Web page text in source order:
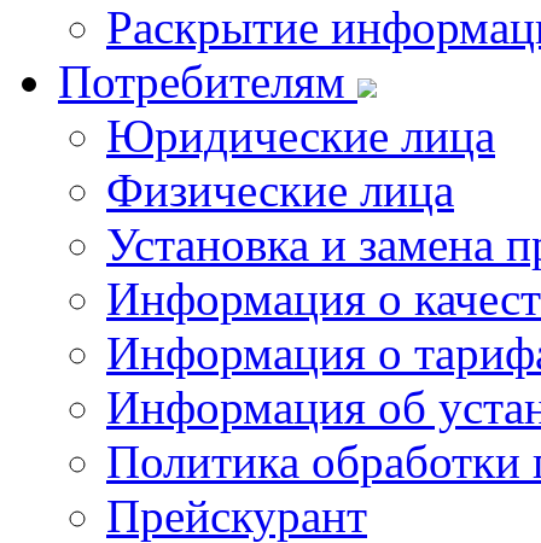
Раскрытие
Потребителям
Юридические лица
Физические лица
Установка и замена
Информация о
Информация о
Информация об
Политика
Прейскурант